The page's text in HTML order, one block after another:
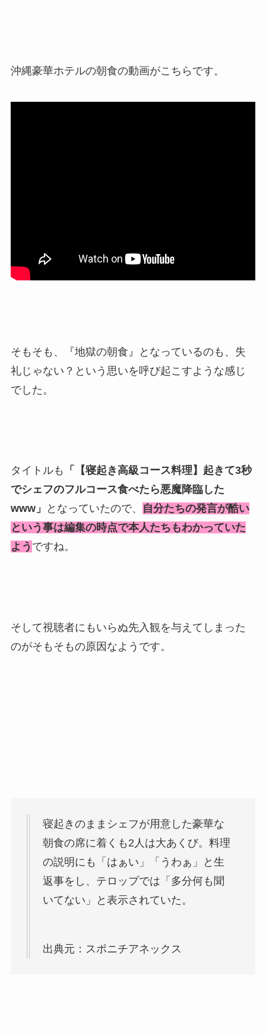
沖縄豪華ホテルの朝食の動画がこちらです。
そもそも、『地獄の朝食』となっているのも、失
礼じゃない？という思いを呼び起こすような感じ
でした。
タイトルも
「【寝起き高級コース料理】起きて3秒
でシェフのフルコース食べたら悪魔降臨した
www」
となっていたので、
自分たちの発言が酷い
という事は編集の時点で本人たちもわかっていた
よう ですね。
そして視聴者にもいらぬ先入観を与えてしまった
のがそもそもの原因なようです。
寝起きのままシェフが用意した豪華な
朝食の席に着くも2人は大あくび。料理
の説明にも「はぁい」「うわぁ」と生
返事をし、テロップでは「多分何も聞
いてない」と表示されていた。
出典元：スポニチアネックス